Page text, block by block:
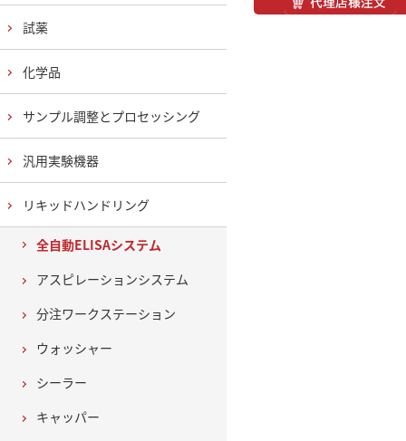
試薬
化学品
サンプル調整とプロセッシング
汎用実験機器
リキッドハンドリング
全自動ELISAシステム
アスピレーションシステム
分注ワークステーション
ウォッシャー
シーラー
キャッパー